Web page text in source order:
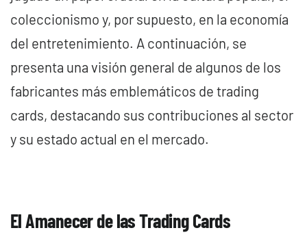
Build and Battle
Unified Minds | Mentes
Unidas429,90 €
Build and Battle Lost
Perdidos299,90 €
-50%
30th Celebration
Umbreon Battle Deck
Celebraciones 30
coleccionismo y, por supuesto, en la economía
del entretenimiento. A continuación, se
presenta una visión general de algunos de los
fabricantes más emblemáticos de trading
cards, destacando sus contribuciones al sector
y su estado actual en el mercado.
El Amanecer de las Trading Cards